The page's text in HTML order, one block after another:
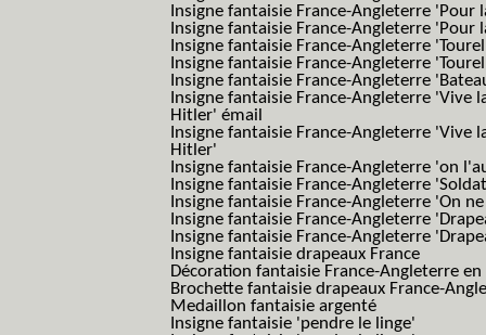
Insigne fantaisie France-Angleterre 'Pour
Insigne fantaisie France-Angleterre 'Pour
Insigne fantaisie France-Angleterre
Insigne fantaisie France-Angleterre
Insigne fantaisie France-Angleterre
Insigne fantaisie France-Angleterre
Hitler' émail
Insigne fantaisie France-Angleterre
Hitler'
Insigne fantaisie France-Angleterre 'on
Insigne fantaisie France-Angleterre
Insigne fantaisie France-Angleterre 'On
Insigne fantaisie France-Angleterre
Insigne fantaisie France-Angleterre
Insigne fantaisie drapeaux France
Décoration fantaisie France-Angleterre en
Brochette fantaisie drapeaux France-
Medaillon fantaisie argenté
Insigne fantaisie 'pendre le linge'